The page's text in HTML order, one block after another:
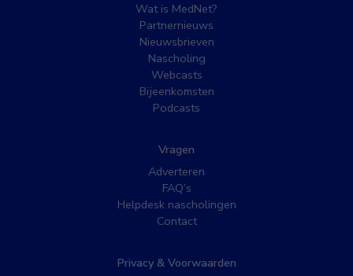
Wat is MedNet?
Partnernieuws
Nieuwsbrieven
Nascholing
Webcasts
Bijeenkomsten
Podcasts
Vragen
Adverteren
FAQ’s
Helpdesk nascholingen
Contact
Privacy & Voorwaarden